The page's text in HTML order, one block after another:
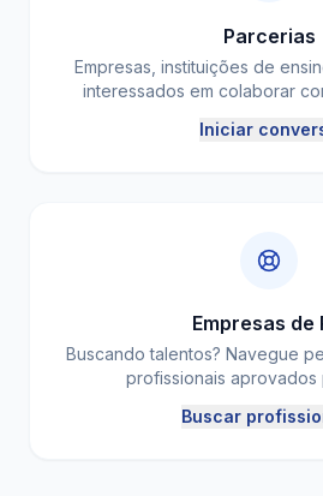
Parcerias
Empresas, instituições de
interessados em colaborar
Iniciar
Empresas de
Buscando talentos? Navegue
profissionais aprovados
Buscar